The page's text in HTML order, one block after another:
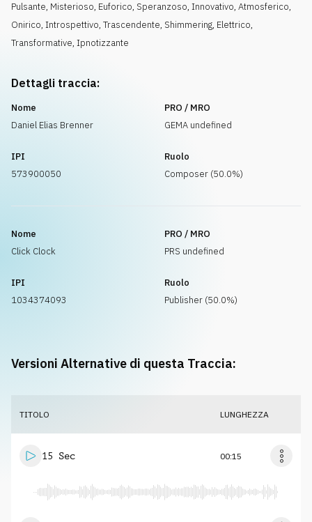
Pulsante, Misterioso, Euforico, Speranzoso, Innovativo, Atmosferico,
Onirico, Introspettivo, Trascendente, Shimmering, Elettrico,
Transformative, Ipnotizzante
Dettagli traccia:
Nome
Daniel Elias Brenner
PRO / MRO
GEMA undefined
IPI
573900050
Ruolo
Composer (50.0%)
Nome
Click Clock
PRO / MRO
PRS undefined
IPI
1034374093
Ruolo
Publisher (50.0%)
Versioni Alternative di questa Traccia:
TITOLO LUNGHEZZA
15 Sec 00:15